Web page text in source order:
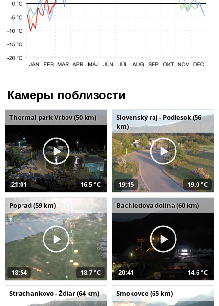
Камеры поблизости
Thermal park Vrbov (50 km)
21:01 16,5 °C
Slovenský raj - Podlesok (56
km)
19:15 19,0 °C
Poprad (59 km)
18:54 18,7 °C
Bachledova dolina (60 km)
20:41 14,6 °C
Strachankovo - Ždiar (64 km) Smokovce (65 km)